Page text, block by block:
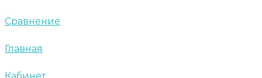
Сравнение
Главная